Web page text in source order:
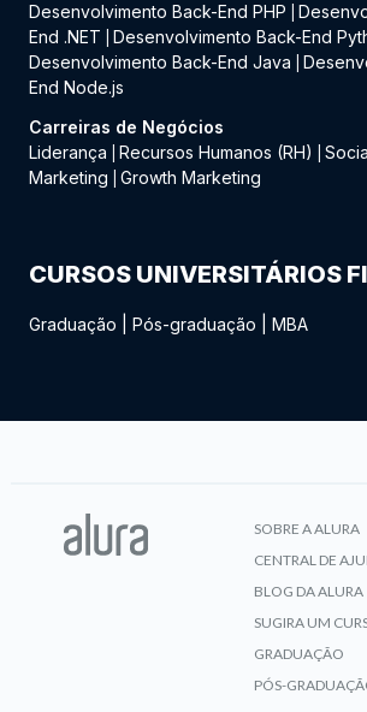
Desenvolvimento Back-End PHP
End .NET
Desenvolvimento Back-End
Desenvolvimento Back-End Java
End Node.js
Carreiras de Negócios
Liderança
Recursos Humanos (RH)
Marketing
Growth Marketing
CURSOS UNIVERSITÁRIOS
Graduação Pós-graduação MBA
SOBRE A ALURA
CENTRAL DE
BLOG DA ALURA
SUGIRA UM
GRADUAÇÃO
PÓS-